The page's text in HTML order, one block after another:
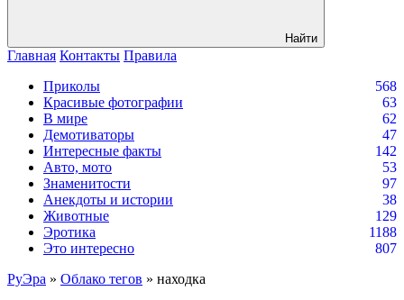
Найти
Главная Контакты Правила
Приколы
568
Красивые фотографии
63
В мире
62
Демотиваторы
47
Интересные факты
142
Авто, мото
53
Знаменитости
97
Анекдоты и истории
38
Животные
129
Эротика
1188
Это интересно
807
РуЭра » Облако тегов » находка